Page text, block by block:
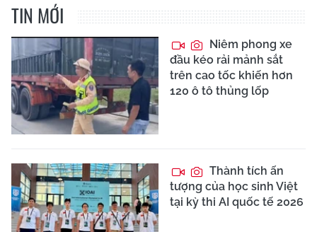
TIN MỚI
Niêm phong xe
đầu kéo rải mảnh sắt
trên cao tốc khiến hơn
120 ô tô thủng lốp
Thành tích ấn
tượng của học sinh Việt
tại kỳ thi AI quốc tế 2026